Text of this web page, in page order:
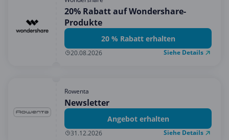
20% Rabatt auf Wondershare-
Produkte
20 % Rabatt erhalten
20.08.2026 Siehe Details
Rowenta
Newsletter
Angebot erhalten
31.12.2026 Siehe Details